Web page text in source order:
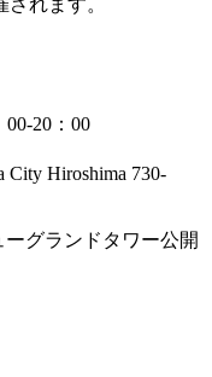
20：00
City Hiroshima 730-
グランドタワー公開